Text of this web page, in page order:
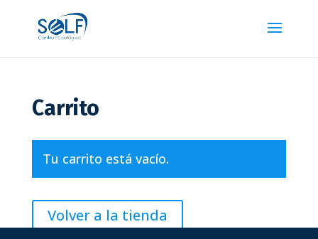
Carrito
Tu carrito está vacío.
Volver a la tienda